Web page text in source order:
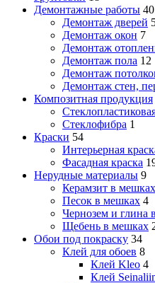
Демонтажные работы 40
Демонтаж дверей
Демонтаж окон 7
Демонтаж
Демонтаж пола 12
Демонтаж
Демонтаж стен,
Композитная продукция
Стеклофибра 1
Краски 54
Интерьерная
Фасадная краска
Нерудные материалы 9
Керамзит в мешках
Песок в мешках 4
Чернозем и глина
Щебень в мешках
Обои под покраску 34
Клей для обоев 8
Клей Kleo 4
Клей